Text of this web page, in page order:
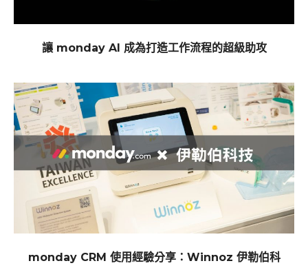
讓 monday AI 成為打造工作流程的超級助攻
monday CRM 使用經驗分享：Winnoz 伊勒伯科